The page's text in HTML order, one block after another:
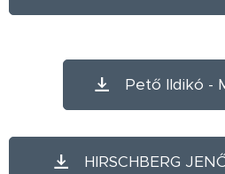
Pető Ildikó -
HIRSCHBERG